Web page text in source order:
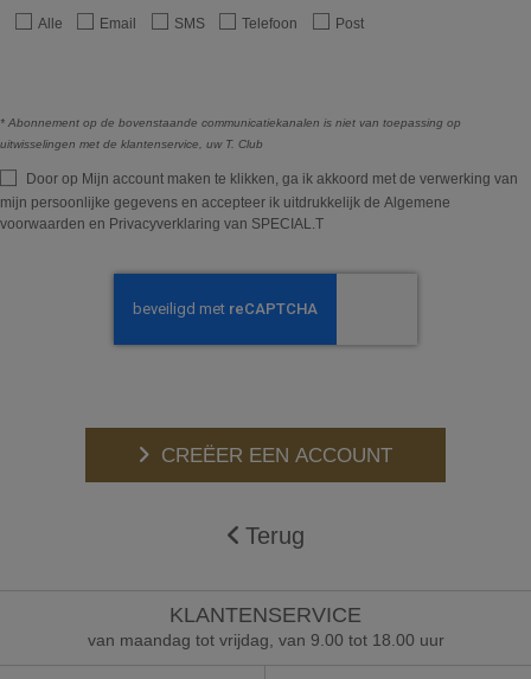
Alle
Email SMS Telefoon Post
* Abonnement op de bovenstaande communicatiekanalen is niet van toepassing op
uitwisselingen met de klantenservice, uw T. Club
Door op Mijn account maken te klikken, ga ik akkoord met de verwerking van
mijn persoonlijke gegevens en accepteer ik uitdrukkelijk de Algemene
voorwaarden en Privacyverklaring van SPECIAL.T
CREËER EEN ACCOUNT
Terug
KLANTENSERVICE
van maandag tot vrijdag, van 9.00 tot 18.00 uur